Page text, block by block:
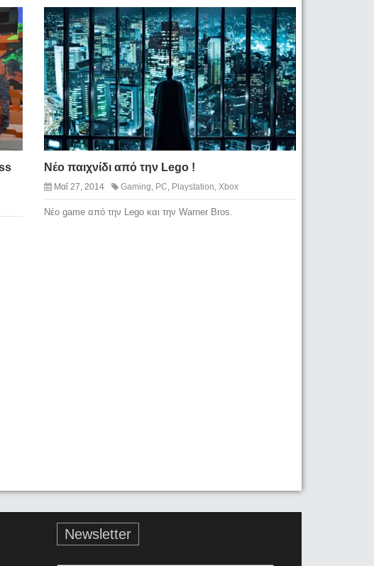
Νέο παιχνίδι από την Lego !
Μαΐ 27, 2014 Gaming PC Playstation Xbox
Νέο game από την Lego και την Warner Bros.
Newsletter